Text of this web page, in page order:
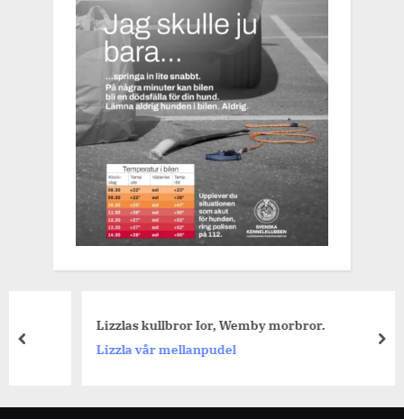
Lizzlas kullbror Ior, Wemby morbror.
Lizzla vår mellanpudel
prev